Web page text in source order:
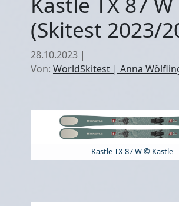
(Skitest 2023/
28.10.2023 |
Von: WorldSkitest | Anna
Kästle TX 87 W © Kästle